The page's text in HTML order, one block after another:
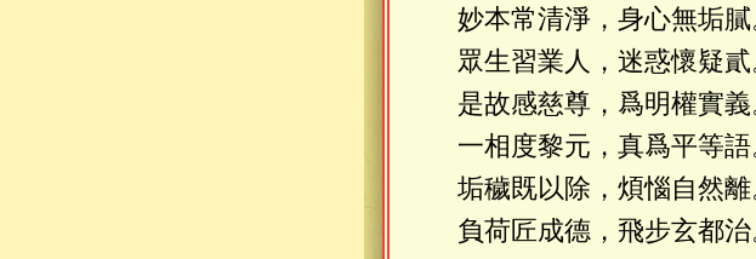
妙本常清淨，身心無垢膩
眾生習業人，迷惑懷疑貳
是故感慈尊，爲明權實義
一相度黎元，真爲平等語
垢穢既以除，煩惱自然離
負荷匠成德，飛步玄都治